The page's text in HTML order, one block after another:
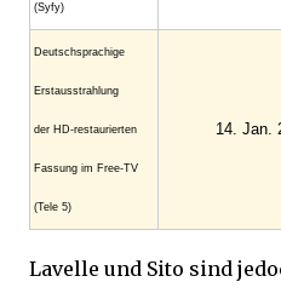
(Syfy)
Deutschsprachige
Erstausstrahlung
der HD-restaurierten
Fassung im Free-TV
(Tele 5)
14. Jan.
Lavelle und Sito sind